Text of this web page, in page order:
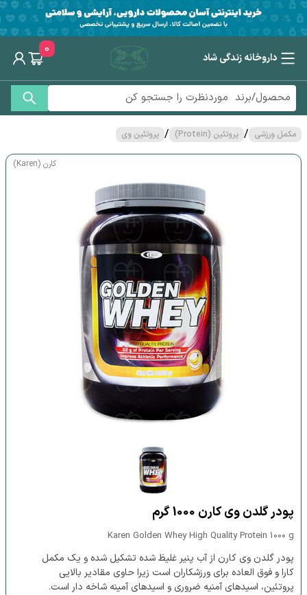
داروخانه زندگی شاد
0
مکمل ورزشی / پروتئین (Protein) / پروتئین وی
کارن (Karen)
پودر گلدن وی کارن 1000 گرم
Karen Golden Whey High Quality Protein 1000 g
پودر گلدن وی کارن از آب پنیر غلیظ شده تشکیل شده و یک مکمل
کارا و فوق العاده برای ورزشکاران است زیرا حاوی مقادیر بالایی
پروتئین، اسیدهای آمنیه ضروری و اسیدهای آمینه شاخه دار ‌است.